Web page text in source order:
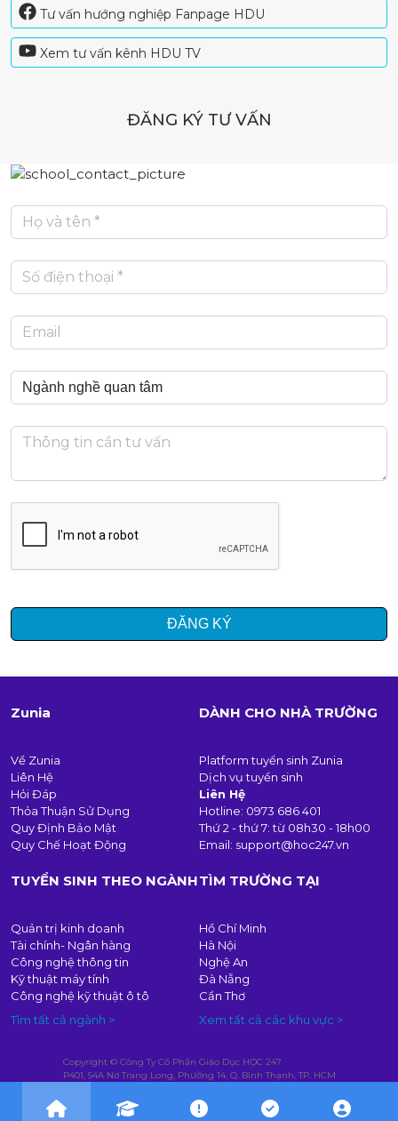
Tư vấn hướng nghiệp Fanpage HDU
Xem tư vấn kênh HDU TV
ĐĂNG KÝ TƯ VẤN
ĐĂNG KÝ
Zunia
Về Zunia
Liên Hệ
Hỏi Đáp
Thỏa Thuận Sử Dụng
Quy Định Bảo Mật
Quy Chế Hoạt Động
DÀNH CHO NHÀ TRƯỜNG
Platform tuyển sinh Zunia
Dịch vụ tuyển sinh
Liên Hệ
Hotline: 0973 686 401
Thứ 2 - thứ 7: từ 08h30 - 18h00
Email: support@hoc247.vn
TUYỂN SINH THEO NGÀNH
Quản trị kinh doanh
Tài chính- Ngân hàng
Công nghệ thông tin
Kỹ thuật máy tính
Công nghệ kỹ thuật ô tô
Tìm tất cả ngành >
TÌM TRƯỜNG TẠI
Hồ Chí Minh
Hà Nội
Nghệ An
Đà Nẵng
Cần Thơ
Xem tất cả các khu vực >
Copyright © Công Ty Cổ Phần Giáo Dục HỌC 247
P401, 54A Nơ Trang Long, Phường 14, Q. Bình Thạnh, TP. HCM